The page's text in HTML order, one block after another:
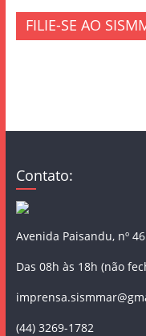
FILIE-SE AO
Contato:
Avenida Paisandu, nº
Das 08h às 18h (não
(44) 3269-1782